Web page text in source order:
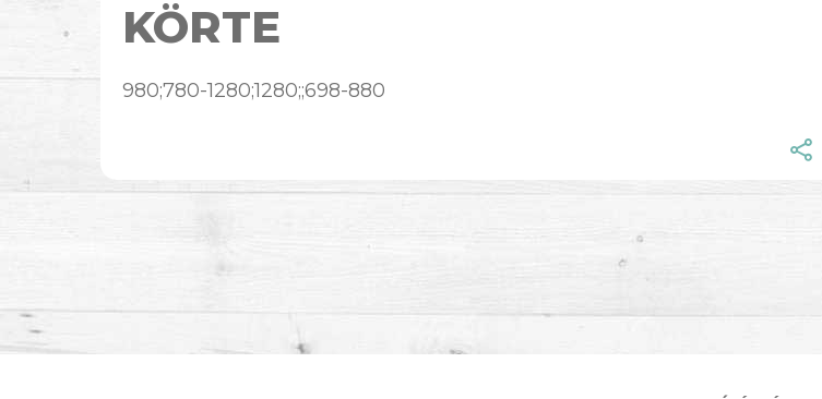
KÖRTE
980;780-1280;1280;;698-880